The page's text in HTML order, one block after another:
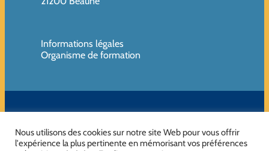
Informations légales
Organisme de formation
Nous utilisons des cookies sur notre site Web pour vous offrir
l'expérience la plus pertinente en mémorisant vos préférences